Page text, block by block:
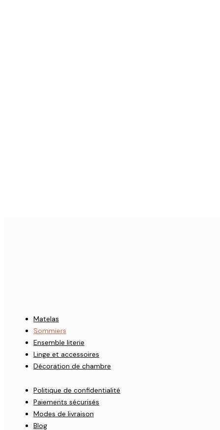
Matelas
Sommiers
Ensemble literie
Linge et accessoires
Décoration de chambre
Politique de confidentialité
Paiements sécurisés
Modes de livraison
Blog